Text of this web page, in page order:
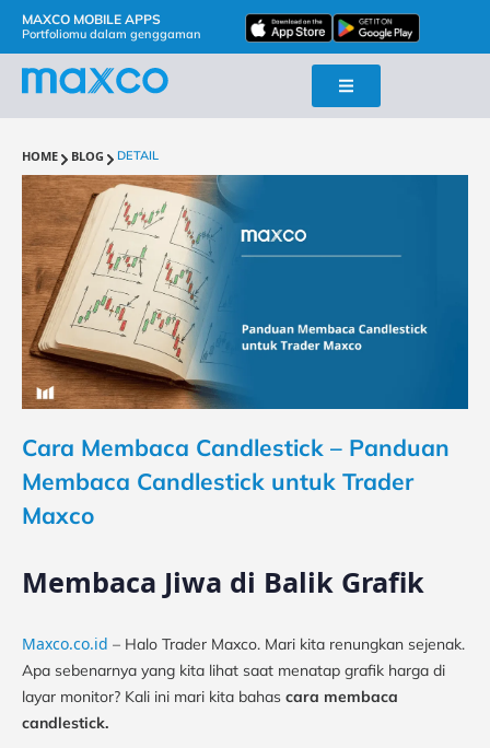
MAXCO MOBILE APPS
Portfoliomu dalam genggaman
HOME BLOG DETAIL
Cara Membaca Candlestick – Panduan
Membaca Candlestick untuk Trader
Maxco
Membaca Jiwa di Balik Grafik
Maxco.co.id – Halo Trader Maxco. Mari kita renungkan sejenak.
Apa sebenarnya yang kita lihat saat menatap grafik harga di
layar monitor? Kali ini mari kita bahas cara membaca
candlestick.